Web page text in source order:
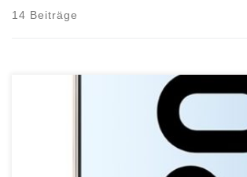
14 Beiträge
Ab Sonntag bietet mobilcom-debitel das Samsung
unschlagbaren Aktionspreis von nur 135,- Euro statt
179,- Euro an. Das macht eine Gesamtersparnis von